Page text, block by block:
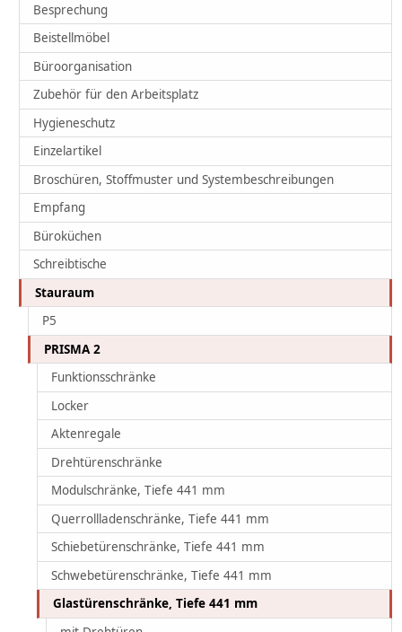
Besprechung
Beistellmöbel
Büroorganisation
Zubehör für den Arbeitsplatz
Hygieneschutz
Einzelartikel
Broschüren, Stoffmuster und Systembeschreibungen
Empfang
Büroküchen
Schreibtische
Stauraum
P5
PRISMA 2
Funktionsschränke
Locker
Aktenregale
Drehtürenschränke
Modulschränke, Tiefe 441 mm
Querrollladenschränke, Tiefe 441 mm
Schiebetürenschränke, Tiefe 441 mm
Schwebetürenschränke, Tiefe 441 mm
Glastürenschränke, Tiefe 441 mm